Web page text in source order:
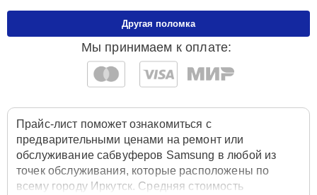
Мы принимаем к оплате:
Другая поломка
Прайс-лист поможет ознакомиться с
предварительными ценами на ремонт или
обслуживание сабвуферов Samsung в любой из
точек обслуживания, которые расположены по
всему городу Иркутск. Средняя стоимость